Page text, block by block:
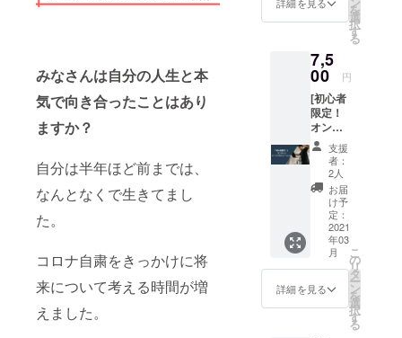
みなさんは自分の人生と本
気で向き合ったことはあり
ますか？
自分は半年ほど前までは、
なんとなくで生きてまし
た。
コロナ自粛をきっかけに将
来について考える時間が増
えました。
可能な
限り、
全力で
ご対応
させて
いただ
きま
す！ ▼
詳細 ・
日程は
メール
にて調
整致し
ます。
・有効
2021年
12月31
/XL）か
らお選
ます！
・サイ
ズの詳
細は写
真4枚目
にて添
付して
おりま
す。 ▼
注意 ★
備考欄
に、サ
イズの
記入を
ズーム
援を選
択して
いただ
いた
方々を
ご招待
致しま
す！ ✔︎
トレー
ニング
経験豊
富なSail
KYOTO
スタッ
フが、
みなさ
まが今
を
選
択
す
る
7,5
00 円
[初心者
限定！
オンラ
イン
パーソ
ナルト
レーニ
ング！]
▼リ
ターン
内容 ✔︎
パーソ
ナルト
レー
ナーと
支援
者：
2人
お届
け予
定：
2021
年03
月
詳細を見る
こ
の
リ
タ
ー
ン
を
選
択
す
る